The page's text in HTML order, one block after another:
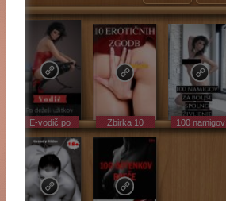
E-vodič po
deželi užitka!
Zbirka 10
erotičnih
zgodbic
100 namigov
za boljše